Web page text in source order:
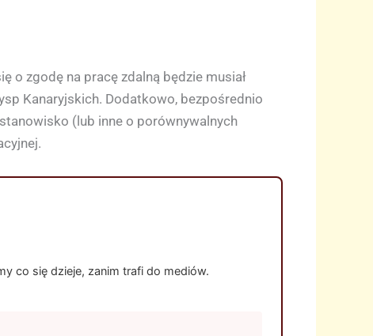
o zgodę na pracę zdalną będzie musiał
Kanaryjskich. Dodatkowo, bezpośrednio
(lub inne o porównywalnych
co się dzieje, zanim trafi do mediów.